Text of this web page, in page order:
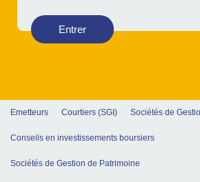
Entrer
Emetteurs Courtiers (SGI) Sociétés de
Conseils en investissements boursiers
Sociétés de Gestion de Patrimoine